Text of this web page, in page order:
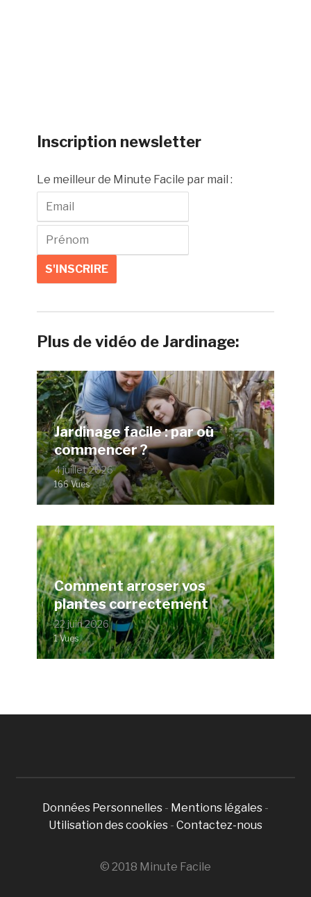
Inscription newsletter
Le meilleur de Minute Facile par mail :
Plus de vidéo de Jardinage:
Jardinage facile : par où
commencer ?
4 juillet 2026
166 Vues
Comment arroser vos
plantes correctement
22 juin 2026
1 Vues
Données Personnelles - Mentions légales -
Utilisation des cookies - Contactez-nous
© 2018 Minute Facile